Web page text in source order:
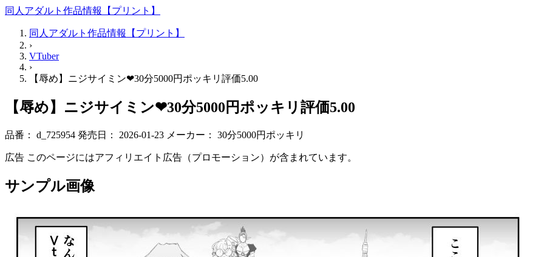
同人アダルト作品情報【プリント】
同人アダルト作品情報【プリント】
›
VTuber
›
【辱め】ニジサイミン❤30分5000円ポッキリ評価5.00
【辱め】ニジサイミン❤30分5000円ポッキリ評価5.00
品番： d_725954 発売日： 2026-01-23 メーカー： 30分5000円ポッキリ
広告 このページにはアフィリエイト広告（プロモーション）が含まれています。
サンプル画像